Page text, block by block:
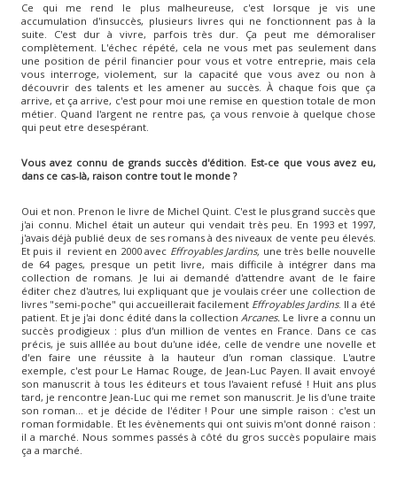
Ce qui me rend le plus malheureuse, c'est lorsque je vis une
accumulation d'insuccès, plusieurs livres qui ne fonctionnent pas à la
suite. C'est dur à vivre, parfois très dur. Ça peut me démoraliser
complètement. L'échec répété, cela ne vous met pas seulement dans
une position de péril financier pour vous et votre entreprie, mais cela
vous interroge, violement, sur la capacité que vous avez ou non à
découvrir des talents et les amener au succès. À chaque fois que ça
arrive, et ça arrive, c'est pour moi une remise en question totale de mon
métier. Quand l'argent ne rentre pas, ça vous renvoie à quelque chose
qui peut etre desespérant.
Vous avez connu de grands succès d'édition. Est-ce que vous avez eu,
dans ce cas-là, raison contre tout le monde ?
Oui et non. Prenon le livre de Michel Quint. C'est le plus grand succès que
j'ai connu. Michel était un auteur qui vendait très peu. En 1993 et 1997,
j'avais déjà publié deux de ses romans à des niveaux de vente peu élevés.
Et puis il revient en 2000 avec Effroyables Jardins, une très belle nouvelle
de 64 pages, presque un petit livre, mais difficile à intégrer dans ma
collection de romans. Je lui ai demandé d'attendre avant de le faire
éditer chez d'autres, lui expliquant que je voulais créer une collection de
livres "semi-poche" qui accueillerait facilement Effroyables Jardins. Il a été
patient. Et je j'ai donc édité dans la collectionArcanes. Le livre a connu un
succès prodigieux : plus d'un million de ventes en France. Dans ce cas
précis, je suis alllée au bout du'une idée, celle de vendre une novelle et
d'en faire une réussite à la hauteur d'un roman classique. L'autre
exemple, c'est pour Le Hamac Rouge, de Jean-Luc Payen. Il avait envoyé
son manuscrit à tous les éditeurs et tous l'avaient refusé ! Huit ans plus
tard, je rencontre Jean-Luc qui me remet son manuscrit. Je lis d'une traite
son roman... et je décide de l'éditer ! Pour une simple raison : c'est un
roman formidable. Et les évènements qui ont suivis m'ont donné raison :
il a marché. Nous sommes passés à côté du gros succès populaire mais
ça a marché.